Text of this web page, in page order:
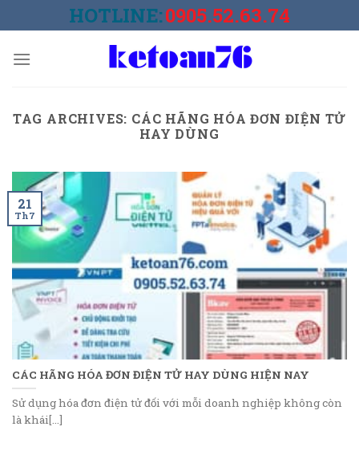
to
HOTLINE:0905.52.63.74
TAG ARCHIVES: CÁC HÃNG HÓA ĐƠN ĐIỆN TỬ
HAY DÙNG
CÁC HÃNG HÓA ĐƠN ĐIỆN TỬ HAY DÙNG HIỆN NAY
Sử dụng hóa đơn điện tử đối với mỗi doanh nghiệp không còn
là khái[...]
21
Th7